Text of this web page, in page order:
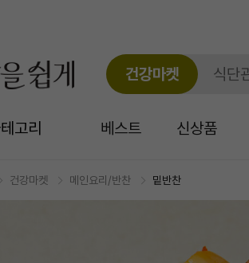
건강마켓 식단
고리 베스트 신상품
건강마켓 메인요리/반찬 밑반찬